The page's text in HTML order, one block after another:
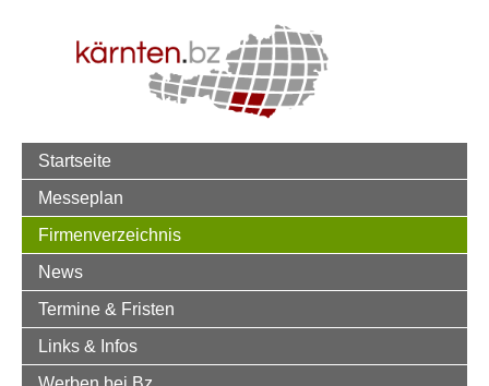
Startseite
Messeplan
Firmenverzeichnis
News
Termine & Fristen
Links & Infos